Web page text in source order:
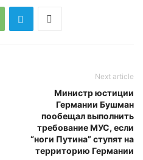
Next article
Министр юстиции
Германии Бушман
пообещал выполнить
требование МУС, если
“ноги Путина” ступят на
территорию Германии